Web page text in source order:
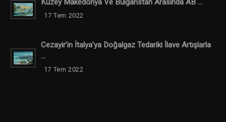
17 Tem 2022
Cezayir’in İtalya’ya Doğalgaz Tedariki İlave Artışlarla
...
17 Tem 2022